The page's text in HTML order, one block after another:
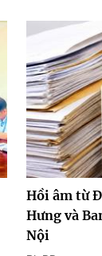
Hồi âm từ
Hưng và
Nội